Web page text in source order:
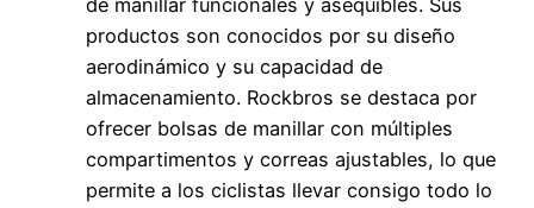
de manillar funcionales y asequibles. Sus
productos son conocidos por su diseño
aerodinámico y su capacidad de
almacenamiento. Rockbros se destaca por
ofrecer bolsas de manillar con múltiples
compartimentos y correas ajustables, lo que
permite a los ciclistas llevar consigo todo lo